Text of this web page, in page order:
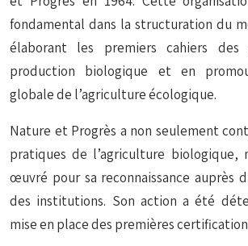
fondamental dans la structuration du
élaborant les premiers cahiers des
production biologique et en
globale de l’agriculture écologique.
Nature et Progrès a non seulement
pratiques de l’agriculture biologique,
œuvré pour sa reconnaissance auprès
des institutions. Son action a été
mise en place des premières